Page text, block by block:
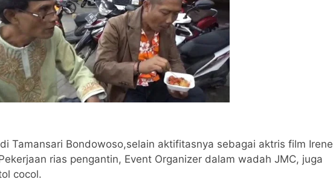
Tamansari Bondowoso,selain aktifitasnya sebagai aktris film Irene
rias pengantin, Event Organizer dalam wadah JMC, juga
cocol.